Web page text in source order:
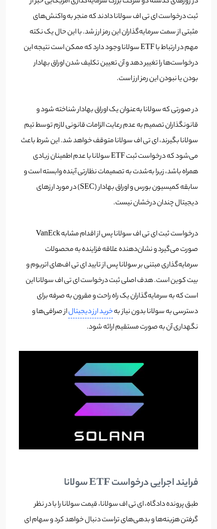
ثبت درخواست ای تی اف سولانا دادند که منجر به واکنش‌های
مثبتی از سمت سرمایه‌گذاران این رمز ارز شد. با این حال یک نکته
مهم در ارتباط با ETF سولانا وجود دارد که ممکن است نتیجه این
درخواست‌ها را تغییر دهد و آن تعیین تکلیف شدن اوراق بهادار
بودن یا نبودن این رمز ارز است.
در صورتی که سولانا به‌عنوان یک اوراق بهادار شناخته شود و
قانونگذاران تصمیم به عدم رعایت الزامات قانونی لازم توسط تیم
سولانا بگیرند، ای تی اف سولانا متوقف خواهد شد‌. این شرط باعث
می‌شود که درخواست ثبت ETF سولانا با عدم اطمینان زیادی
همراه باشد، زیرا به‌شدت به تصمیمات نظارتی آینده وابسته است و
سابقه کمیسیون بورس و اوراق بهادار (SEC) در مورد ارز‌های
دیجیتال چندان درخشان نیست.
درخواست ثبت ای تی اف سولانا پس از اقدام مشابه VanEck
صورت می‌گیرد و نشان‌دهنده علاقه فزاینده به محصولات
سرمایه‌گذاری مبتنی بر سولانا پس از تایید‌ ای تی اف‌های اتریوم و
بیت کوین است. هدف اصلی ثبت درخواست ای تی اف سولانا این
است که به سرمایه‌گذاران یک راه راحت و مقرون به صرفه برای
دسترسی به سولانا بدون نیاز بهخرید ارز دیجیتالاز صرافی‌ها و
نگهداری آن به صورت مستقیم ارائه شود.
فرایند اجرایی درخواست ETF سولانا
طبق پرونده دادگاه،‌ ای تی اف سولانا، قیمت سولانا را با در نظر
گرفتن هزینه‌ها و بدهی‌های تراست دنبال خواهد کرد‌ و سهام‌ ای